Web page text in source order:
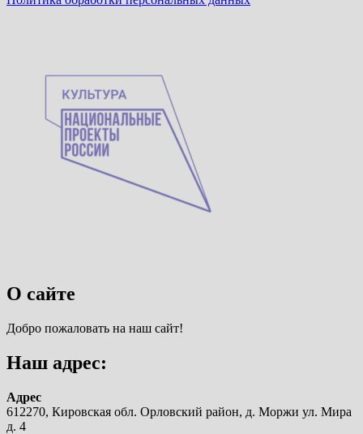
О сайте
Добро пожаловать на наш сайт!
Наш адрес:
Адрес
612270, Кировская обл. Орловский район, д. Моржи ул. Мира
д. 4